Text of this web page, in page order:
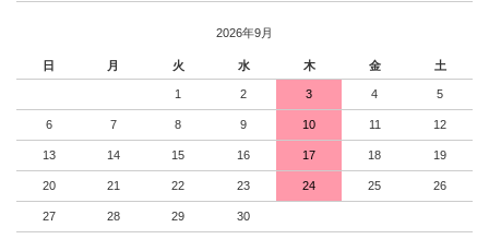
2026年9月
日 月 火 水 木 金 土
1 2 3 4 5
6 7 8 9 10 11 12
13 14 15 16 17 18 19
20 21 22 23 24 25 26
27 28 29 30